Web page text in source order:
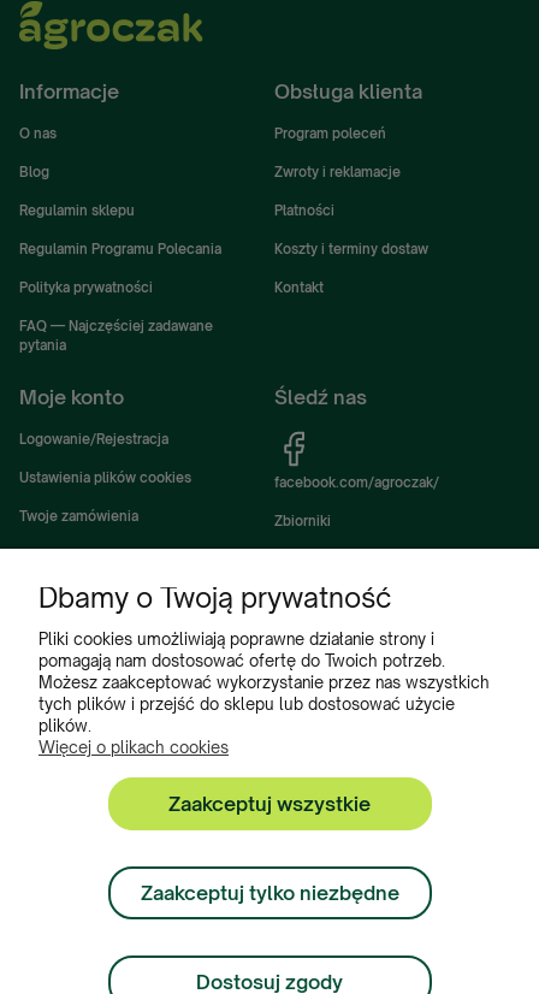
Informacje
O nas
Blog
Regulamin sklepu
Regulamin Programu Polecania
Polityka prywatności
FAQ — Najczęściej zadawane
pytania
Obsługa klienta
Program poleceń
Zwroty i reklamacje
Płatności
Koszty i terminy dostaw
Kontakt
Moje konto
Logowanie/Rejestracja
Ustawienia plików cookies
Twoje zamówienia
Ustawienia konta
Ulubione
Śledź nas
facebook.com/agroczak/
Zbiorniki
Akcesoria i wyposażenie zbiorników
Zbiorniki na deszczówkę
Częsci do maszyn rolniczych
Części do ciągników
Zbiorniki, Program Poleceń, Akcesoria do zbiorników:
+48 222 508 449
Zamówienia:
+ 48 534 900 634
Dbamy o Twoją prywatność
Pliki cookies umożliwiają poprawne działanie strony i
pomagają nam dostosować ofertę do Twoich potrzeb.
Możesz zaakceptować wykorzystanie przez nas wszystkich
tych plików i przejść do sklepu lub dostosować użycie
plików.
Więcej o plikach cookies
Zaakceptuj wszystkie
Zaakceptuj tylko niezbędne
Dostosuj zgody